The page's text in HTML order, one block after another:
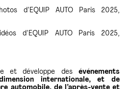
d’EQUIP AUTO Paris 2025,
d’EQUIP AUTO Paris 2025,
et développe des événements
internationale, et de